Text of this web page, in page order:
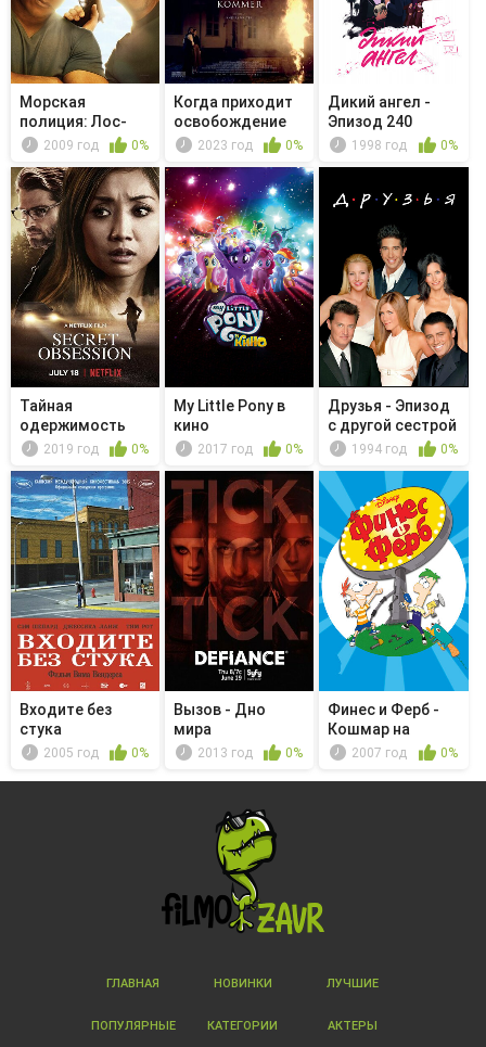
Морская
полиция: Лос-
Анджелес -
2009 год 0%
Когда приходит
освобождение
2023 год 0%
Дикий ангел -
Эпизод 240
1998 год 0%
Тайная
одержимость
2019 год 0%
My Little Pony в
кино
2017 год 0%
Друзья - Эпизод
с другой сестрой
Рэйчел
1994 год 0%
Входите без
стука
2005 год 0%
Вызов - Дно
мира
2013 год 0%
Финес и Ферб -
Кошмар на
улицах Дэнви...
2007 год 0%
ГЛАВНАЯ НОВИНКИ ЛУЧШИЕ
ПОПУЛЯРНЫЕ КАТЕГОРИИ АКТЕРЫ